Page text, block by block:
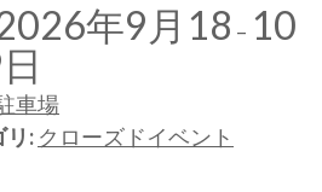
年9月18 – 10
車場
リ: クローズドイベント